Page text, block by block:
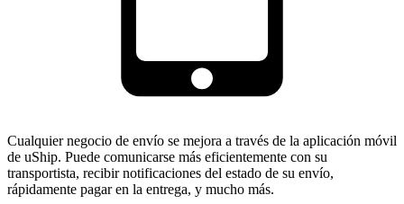
Cualquier negocio de envío se mejora a través de la aplicación móvil
de uShip. Puede comunicarse más eficientemente con su
transportista, recibir notificaciones del estado de su envío,
rápidamente pagar en la entrega, y mucho más.